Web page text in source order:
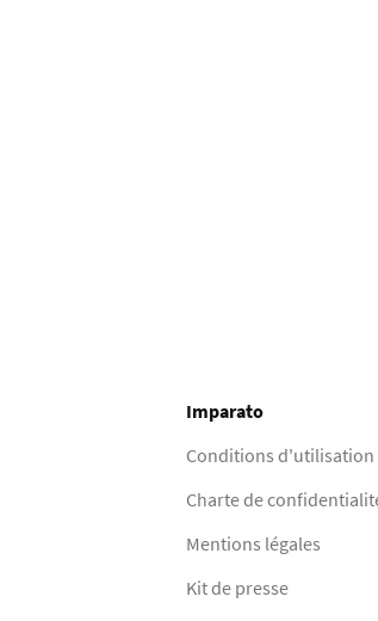
Imparato
Conditions d'utilisation
Charte de
Mentions légales
Kit de presse